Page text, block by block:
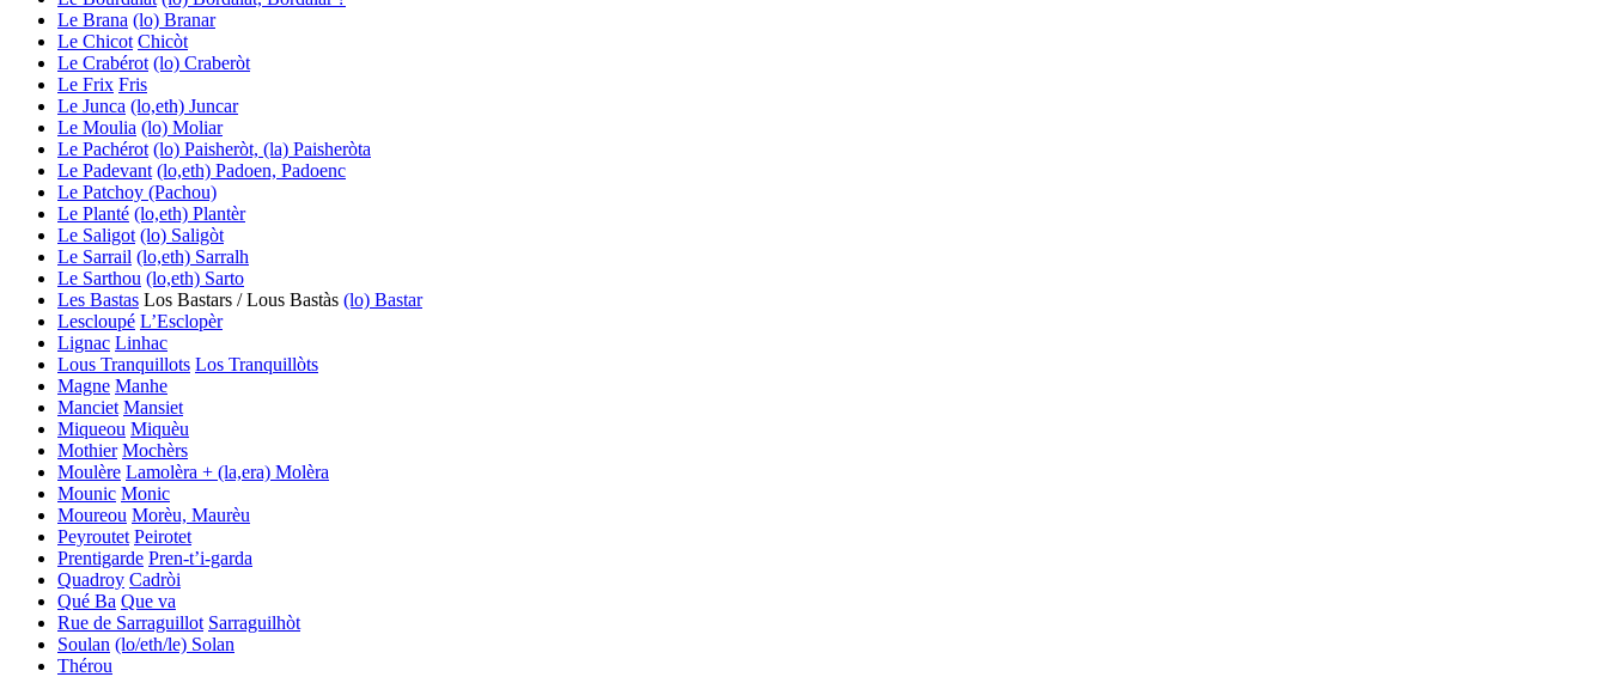
Le Brana (lo) Branar
Le Chicot Chicòt
Le Crabérot (lo) Craberòt
Le Frix Fris
Le Junca (lo,eth) Juncar
Le Moulia (lo) Moliar
Le Pachérot (lo) Paisheròt, (la) Paisheròta
Le Padevant (lo,eth) Padoen, Padoenc
Le Patchoy (Pachou)
Le Planté (lo,eth) Plantèr
Le Saligot (lo) Saligòt
Le Sarrail (lo,eth) Sarralh
Le Sarthou (lo,eth) Sarto
Les Bastas Los Bastars / Lous Bastàs (lo) Bastar
Lescloupé L’Esclopèr
Lignac Linhac
Lous Tranquillots Los Tranquillòts
Magne Manhe
Manciet Mansiet
Miqueou Miquèu
Mothier Mochèrs
Moulère Lamolèra + (la,era) Molèra
Mounic Monic
Moureou Morèu, Maurèu
Peyroutet Peirotet
Prentigarde Pren-t’i-garda
Quadroy Cadròi
Qué Ba Que va
Rue de Sarraguillot Sarraguilhòt
Soulan (lo/eth/le) Solan
Thérou